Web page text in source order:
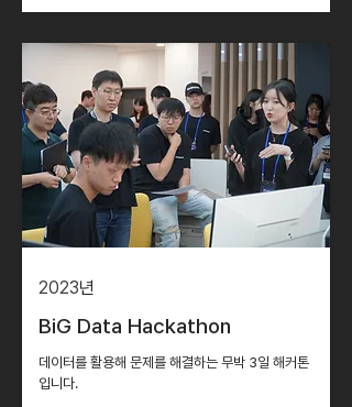
2023년
BiG Data Hackathon
데이터를 활용해 문제를 해결하는 무박 3일 해커톤
입니다.